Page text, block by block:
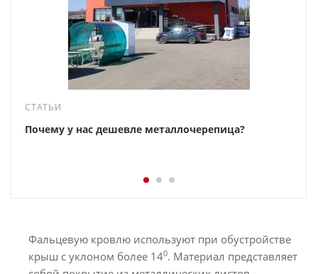
СТАТЬИ
Почему у нас дешевле металлочерепица?
Фальцевую кровлю используют при обустройстве
крыш с уклоном более 140. Материал представляет